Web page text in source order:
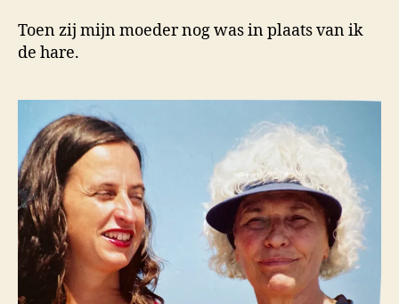
Toen zij mijn moeder nog was in plaats van ik
de hare.